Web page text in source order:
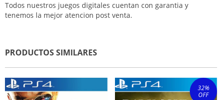
Todos nuestros juegos digitales cuentan con garantia y
tenemos la mejor atencion post venta.
PRODUCTOS SIMILARES
32%
OFF